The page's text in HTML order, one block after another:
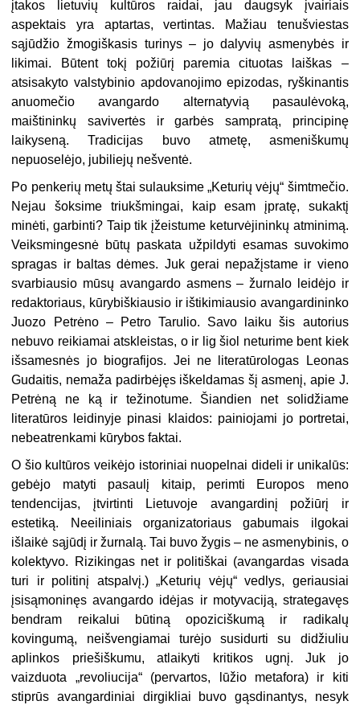
įtakos lietuvių kultūros raidai, jau daugsyk įvairiais
aspektais yra aptartas, vertintas. Mažiau tenušviestas
sąjūdžio žmogiškasis turinys – jo dalyvių asmenybės ir
likimai. Būtent tokį požiūrį paremia cituotas laiškas –
atsisakyto valstybinio apdovanojimo epizodas, ryškinantis
anuomečio avangardo alternatyvią pasaulėvoką,
maištininkų savivertės ir garbės sampratą, principinę
laikyseną. Tradicijas buvo atmetę, asmeniškumų
nepuoselėjo, jubiliejų nešventė.
Po penkerių metų štai sulauksime „Keturių vėjų“ šimtmečio.
Nejau šoksime triukšmingai, kaip esam įpratę, sukaktį
minėti, garbinti? Taip tik įžeistume keturvėjininkų atminimą.
Veiksmingesnė būtų paskata užpildyti esamas suvokimo
spragas ir baltas dėmes. Juk gerai nepažįstame ir vieno
svarbiausio mūsų avangardo asmens – žurnalo leidėjo ir
redaktoriaus, kūrybiškiausio ir ištikimiausio avangardininko
Juozo Petrėno – Petro Tarulio. Savo laiku šis autorius
nebuvo reikiamai atskleistas, o ir lig šiol neturime bent kiek
išsamesnės jo biografijos. Jei ne literatūrologas Leonas
Gudaitis, nemaža padirbėjęs iškeldamas šį asmenį, apie J.
Petrėną ne ką ir težinotume. Šiandien net solidžiame
literatūros leidinyje pinasi klaidos: painiojami jo portretai,
nebeatrenkami kūrybos faktai.
O šio kultūros veikėjo istoriniai nuopelnai dideli ir unikalūs:
gebėjo matyti pasaulį kitaip, perimti Europos meno
tendencijas, įtvirtinti Lietuvoje avangardinį požiūrį ir
estetiką. Neeiliniais organizatoriaus gabumais ilgokai
išlaikė sąjūdį ir žurnalą. Tai buvo žygis – ne asmenybinis, o
kolektyvo. Rizikingas net ir politiškai (avangardas visada
turi ir politinį atspalvį.) „Keturių vėjų“ vedlys, geriausiai
įsisąmoninęs avangardo idėjas ir motyvaciją, strategavęs
bendram reikalui būtiną opoziciškumą ir radikalų
kovingumą, neišvengiamai turėjo susidurti su didžiuliu
aplinkos priešiškumu, atlaikyti kritikos ugnį. Juk jo
vaizduota „revoliucija“ (pervartos, lūžio metafora) ir kiti
stiprūs avangardiniai dirgikliai buvo gąsdinantys, nesyk